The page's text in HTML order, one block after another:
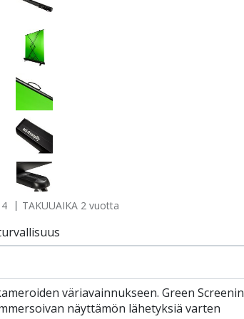
TAKUUAIKA 2 vuotta
väriavainnukseen. Green Screenin
näyttämön lähetyksiä varten